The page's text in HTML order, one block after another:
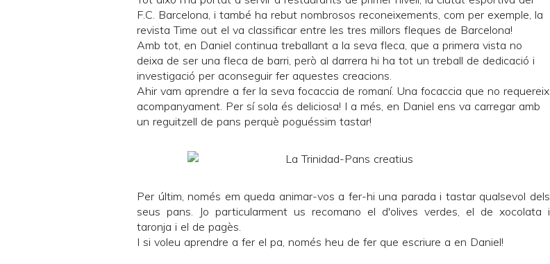
F.C. Barcelona, i també ha rebut nombrosos reconeixements, com per exemple, la
revista Time out el va classificar entre les tres millors fleques de Barcelona!
Amb tot, en Daniel continua treballant a la seva fleca, que a primera vista no
deixa de ser una fleca de barri, però al darrera hi ha tot un treball de dedicació i
investigació per aconseguir fer aquestes creacions.
Ahir vam aprendre a fer la seva focaccia de romaní. Una focaccia que no requereix
acompanyament. Per sí sola és deliciosa! I a més, en Daniel ens va carregar amb
un reguitzell de pans perquè poguéssim tastar!
Per últim, només em queda animar-vos a fer-hi una parada i tastar qualsevol dels
seus pans. Jo particularment us recomano el d'olives verdes, el de xocolata i
taronja i el de pagès.
I si voleu aprendre a fer el pa, només heu de fer que escriure a en Daniel!